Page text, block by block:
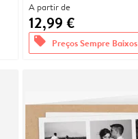
A partir de
12,99 €
offers Preços Sempre Baixos